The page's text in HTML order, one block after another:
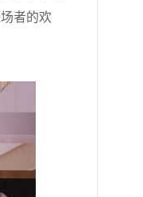
者的欢